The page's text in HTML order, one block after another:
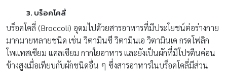
3. บร็อคโคลี่
บร็อคโคลี่ (Broccoli) อุดมไปด้วยสารอาหารที่มีประโยชน์ต่อร่างกาย
มากมายหลายชนิด เช่น วิตามินซี วิตามินเอ วิตามินเค กรดโฟลิก
โพแทสเซียม แคลเซียม กากใยอาหาร และยังเป็นผักที่มีโปรตีนค่อน
ข้างสูงเมื่อเทียบกับผักชนิดอื่น ๆ ซึ่งสารอาหารในบร็อคโคลี่มีส่วน